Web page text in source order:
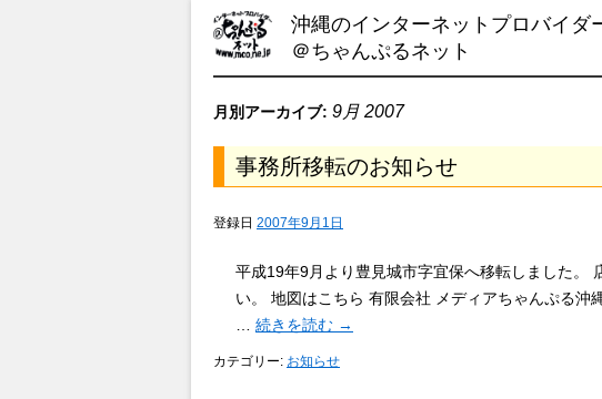
沖縄のインターネットプロバイダ
＠ちゃんぷるネット
月別アーカイブ: 9月 2007
事務所移転のお知らせ
登録日 2007年9月1日
平成19年9月より豊見城市字宜保へ移転しました。
い。 地図はこちら 有限会社 メディアちゃんぷる
続きを読む →
カテゴリー: お知らせ